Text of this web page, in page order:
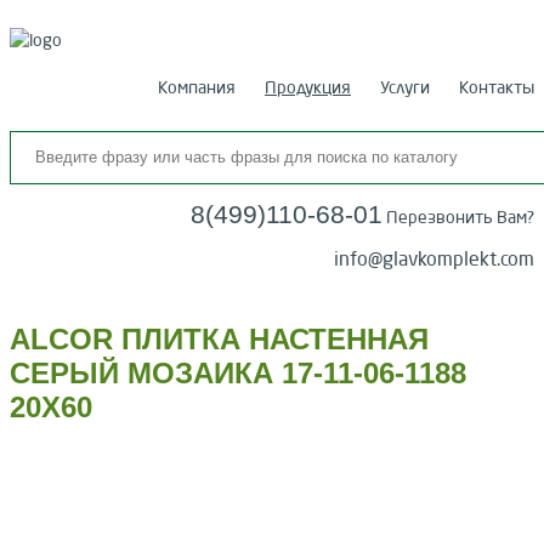
Компания Продукция Услуги Контакты
8(499)110-68-01 Перезвонить Вам?
info@glavkomplekt.com
ALCOR ПЛИТКА НАСТЕННАЯ
СЕРЫЙ МОЗАИКА 17-11-06-1188
20Х60